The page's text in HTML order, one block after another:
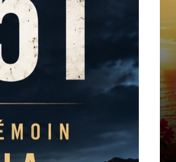
n’est pas Camille